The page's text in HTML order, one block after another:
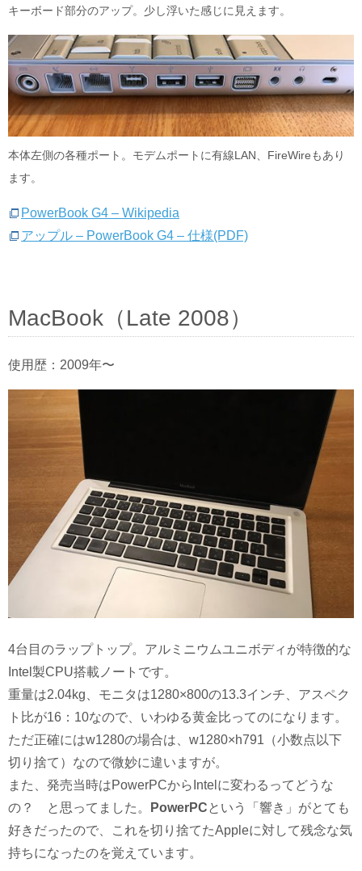
キーボード部分のアップ。少し浮いた感じに見えます。
本体左側の各種ポート。モデムポートに有線LAN、FireWireもあり
ます。
PowerBook G4 – Wikipedia
アップル – PowerBook G4 – 仕様(PDF)
MacBook（Late 2008）
使用歴：2009年〜
4台目のラップトップ。アルミニウムユニボディが特徴的な
Intel製CPU搭載ノートです。
重量は2.04kg、モニタは1280×800の13.3インチ、アスペク
ト比が16：10なので、いわゆる黄金比ってのになります。
ただ正確にはw1280の場合は、w1280×h791（小数点以下
切り捨て）なので微妙に違いますが。
また、発売当時はPowerPCからIntelに変わるってどうな
の？ と思ってました。
PowerPCという「響き」がとても
好きだったので、これを切り捨てたAppleに対して残念な気
持ちになったのを覚えています。